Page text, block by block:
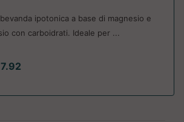
ipotonica a base di magnesio e
con carboidrati. Ideale per ...